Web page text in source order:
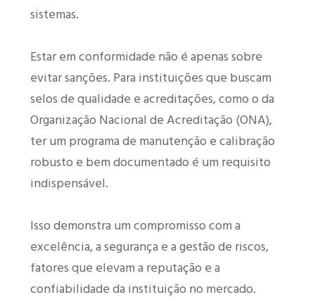
sistemas.
Estar em conformidade não é apenas sobre
evitar sanções. Para instituições que buscam
selos de qualidade e acreditações, como o da
Organização Nacional de Acreditação (ONA),
ter um programa de manutenção e calibração
robusto e bem documentado é um requisito
indispensável.
Isso demonstra um compromisso com a
excelência, a segurança e a gestão de riscos,
fatores que elevam a reputação e a
confiabilidade da instituição no mercado.